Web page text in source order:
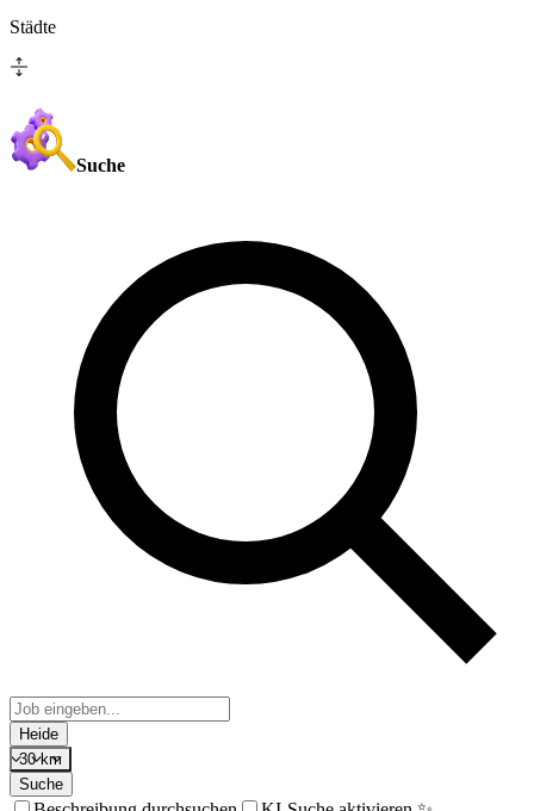
Städte
Suche
Heide
30 km
Suche